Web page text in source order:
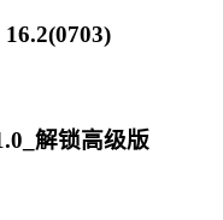
解锁高级版